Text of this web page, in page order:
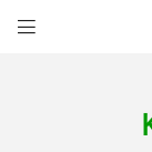

Chantelauve